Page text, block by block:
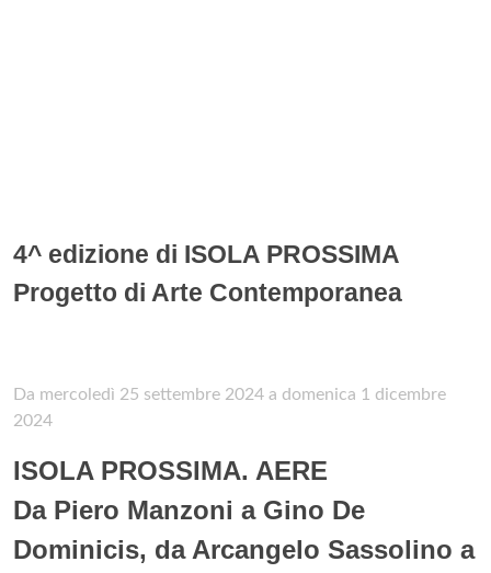
4^ edizione di ISOLA PROSSIMA
Progetto di Arte Contemporanea
Da mercoledì 25 settembre 2024 a domenica 1 dicembre
2024
ISOLA PROSSIMA. AERE
Da Piero Manzoni a Gino De
Dominicis, da Arcangelo Sassolino a